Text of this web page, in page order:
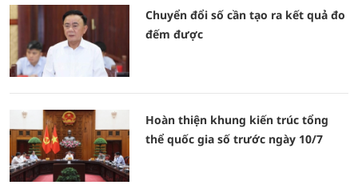
Chuyển đổi số cần tạo ra kết quả đo
đếm được
Hoàn thiện khung kiến trúc tổng
thể quốc gia số trước ngày 10/7